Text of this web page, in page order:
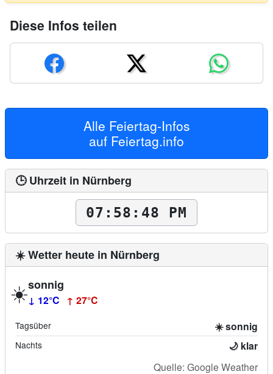
Diese Infos teilen
Alle Feiertag-Infos
auf Feiertag.info
🕒 Uhrzeit in Nürnberg
07:58:50 PM
☀️ Wetter heute in Nürnberg
☀️sonnig
↓ 12°C ↑ 27°C
Tagsüber ☀️ sonnig
Nachts 🌙 klar
Quelle: Google Weather